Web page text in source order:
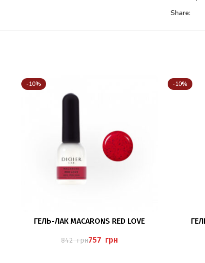
Share:
-10%
ДОДАТИ В КОШИК
ГЕЛЬ-ЛАК MACARONS RED LOVE
842грн757 грн
-10%